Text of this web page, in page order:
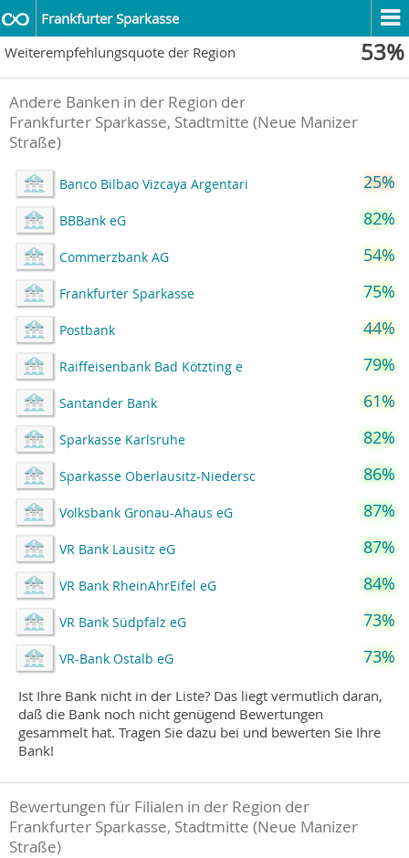
Frankfurter Sparkasse
Weiterempfehlungsquote der Region
53%
Andere Banken in der Region der
Frankfurter Sparkasse, Stadtmitte (Neue Manizer
Straße)
Banco Bilbao Vizcaya Argentari 25%
BBBank eG 82%
Commerzbank AG 54%
Frankfurter Sparkasse 75%
Postbank 44%
Raiffeisenbank Bad Kötzting e 79%
Santander Bank 61%
Sparkasse Karlsruhe 82%
Sparkasse Oberlausitz-Niedersc 86%
Volksbank Gronau-Ahaus eG 87%
VR Bank Lausitz eG 87%
VR Bank RheinAhrEifel eG 84%
VR Bank Südpfalz eG 73%
VR-Bank Ostalb eG 73%
Ist Ihre Bank nicht in der Liste? Das liegt vermutlich daran,
daß die Bank noch nicht genügend Bewertungen
gesammelt hat. Tragen Sie dazu bei und bewerten Sie Ihre
Bank!
Bewertungen für Filialen in der Region der
Frankfurter Sparkasse, Stadtmitte (Neue Manizer
Straße)